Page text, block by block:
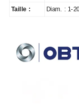
Taille : Diam. : 1-